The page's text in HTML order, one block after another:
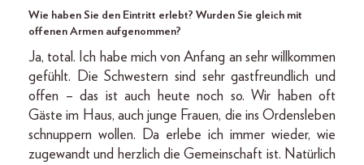
Wie haben Sie den Eintritt erlebt? Wurden Sie gleich mit
offenen Armen aufgenommen?
Ja, total. Ich habe mich von Anfang an sehr willkommen
gefühlt. Die Schwestern sind sehr gastfreundlich und
offen – das ist auch heute noch so. Wir haben oft
Gäste im Haus, auch junge Frauen, die ins Ordensleben
schnuppern wollen. Da erlebe ich immer wieder, wie
zugewandt und herzlich die Gemeinschaft ist. Natürlich